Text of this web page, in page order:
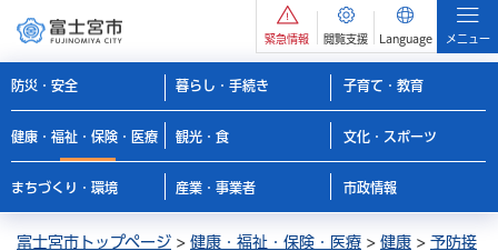
緊急情報 閲覧支援 Language メニュー
防災・安全 暮らし・手続き 子育て・教育
健康・福祉・保険・医療 観光・食 文化・スポーツ
まちづくり・環境 産業・事業者 市政情報
富士宮市トップページ > 健康・福祉・保険・医療 > 健康 > 予防接